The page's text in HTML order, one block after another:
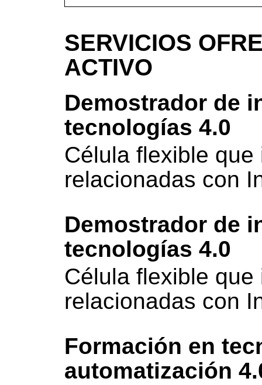
SERVICIOS
ACTIVO
Demostrador de
tecnologías 4.0
Célula flexible
relacionadas con
Demostrador de
tecnologías 4.0
Célula flexible
relacionadas con
Formación en
automatización